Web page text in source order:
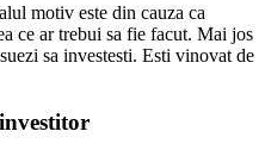
motiv este din cauza ca
ce ar trebui sa fie facut. Mai jos
sa investesti. Esti vinovat de